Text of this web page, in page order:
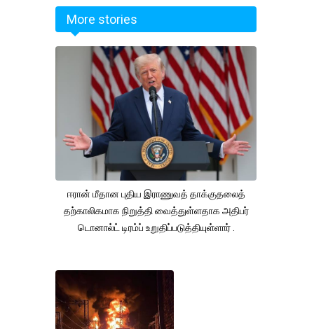
More stories
ஈரான் மீதான புதிய இராணுவத் தாக்குதலைத்
தற்காலிகமாக நிறுத்தி வைத்துள்ளதாக அதிபர்
டொனால்ட் டிரம்ப் உறுதிப்படுத்தியுள்ளார் .